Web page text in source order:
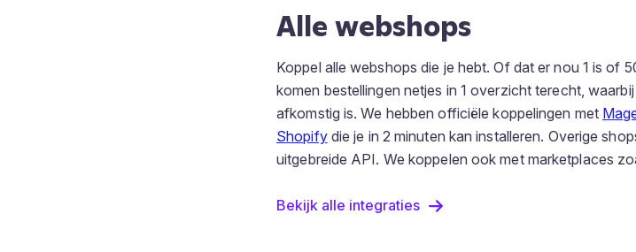
Alle webshops
Koppel alle webshops die je hebt. Of dat er nou 1 is of
komen bestellingen netjes in 1 overzicht terecht,
afkomstig is. We hebben officiële koppelingen met
Shopifydie je in 2 minuten kan installeren. Overige
uitgebreide API. We koppelen ook met marketplaces
Bekijk alle integraties